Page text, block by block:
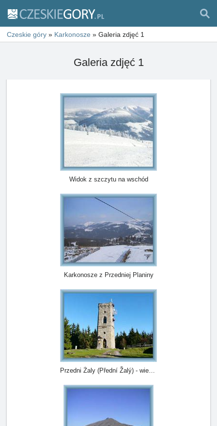
Czeskie góry » Karkonosze » Galeria zdjęć 1
Galeria zdjęć 1
Widok z szczytu na wschód
Karkonosze z Przedniej Planiny
Przedni Żaly (Přední Žalý) - wieża widokowa